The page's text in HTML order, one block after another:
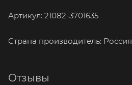
Артикул: 21082-3701635
Страна производитель: Россия
Отзывы